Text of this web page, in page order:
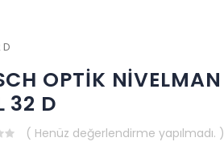
D
OPTİK NİVELMAN
32 D
( Henüz değerlendirme yapılmadı. )